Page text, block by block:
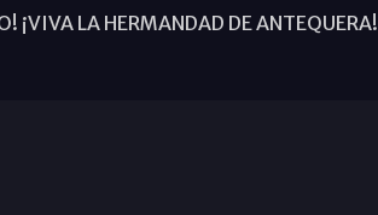
¡VIVA LA HERMANDAD DE ANTEQUERA!